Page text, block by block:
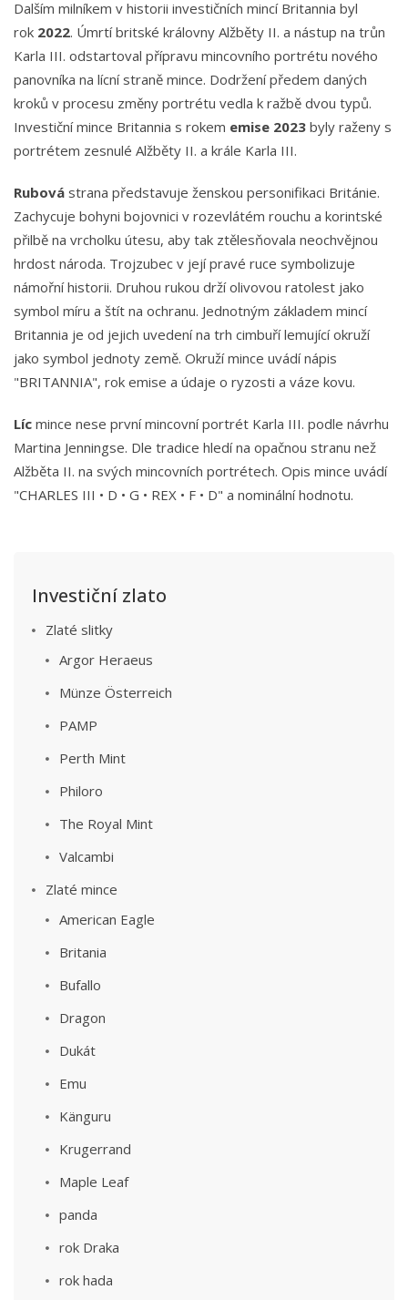
Dalším milníkem v historii investičních mincí Britannia byl
rok 2022. Úmrtí britské královny Alžběty II. a nástup na trůn
Karla III. odstartoval přípravu mincovního portrétu nového
panovníka na lícní straně mince. Dodržení předem daných
kroků v procesu změny portrétu vedla k ražbě dvou typů.
Investiční mince Britannia s rokem emise 2023 byly raženy s
portrétem zesnulé Alžběty II. a krále Karla III.
Rubová strana představuje ženskou personifikaci Británie.
Zachycuje bohyni bojovnici v rozevlátém rouchu a korintské
přilbě na vrcholku útesu, aby tak ztělesňovala neochvějnou
hrdost národa. Trojzubec v její pravé ruce symbolizuje
námořní historii. Druhou rukou drží olivovou ratolest jako
symbol míru a štít na ochranu. Jednotným základem mincí
Britannia je od jejich uvedení na trh cimbuří lemující okruží
jako symbol jednoty země. Okruží mince uvádí nápis
"BRITANNIA", rok emise a údaje o ryzosti a váze kovu.
Líc mince nese první mincovní portrét Karla III. podle návrhu
Martina Jenningse. Dle tradice hledí na opačnou stranu než
Alžběta II. na svých mincovních portrétech. Opis mince uvádí
"CHARLES III • D • G • REX • F • D" a nominální hodnotu.
Investiční zlato
Zlaté slitky
Argor Heraeus
Münze Österreich
PAMP
Perth Mint
Philoro
The Royal Mint
Valcambi
Zlaté mince
American Eagle
Britania
Bufallo
Dragon
Dukát
Emu
Känguru
Krugerrand
Maple Leaf
panda
rok Draka
rok hada